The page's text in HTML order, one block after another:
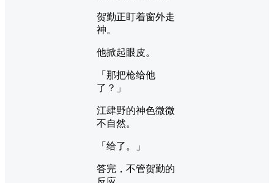
贺勤正盯着窗外走
神。
他掀起眼皮。
「那把枪给他
了？」
江肆野的神色微微
不自然。
「给了。」
答完，不管贺勤的